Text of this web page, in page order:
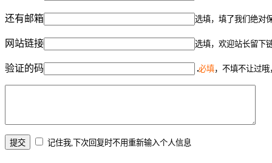
还有邮箱 选填，填了我们绝对
网站链接 选填，欢迎站长留下
验证的码 必填，不填不让过
记住我,下次回复时不用重新输入个人信息